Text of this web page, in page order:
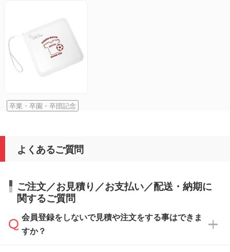
卒業・卒園・卒団記念
よくあるご質問
ご注文／お見積り／お支払い／配送・納期に
関するご質問
会員登録をしないで見積や注文をする事はできま
すか？